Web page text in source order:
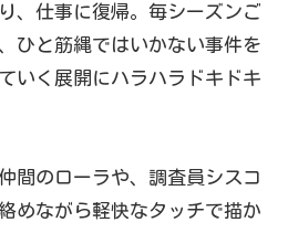
、仕事に復帰。毎シーズンご
ひと筋縄ではいかない事件を
いく展開にハラハラドキドキ
間のローラや、調査員シスコ
めながら軽快なタッチで描か